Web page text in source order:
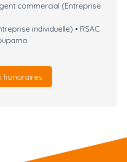
commercial (Entreprise
individuelle) • RSAC
honoraires